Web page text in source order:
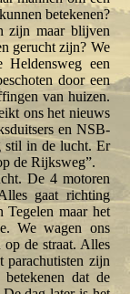
betekenen?
zijn maar blijven
gerucht zijn? We
een
door een
van huizen.
ons het nieuws
en NSB-
stil in de lucht. Er
de Rijksweg”.
De 4 motoren
gaat richting
maar het
We wagen ons
de straat. Alles
zijn
dat de